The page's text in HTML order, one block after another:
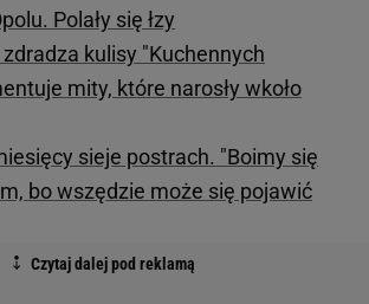
Polały się łzy
kulisy "Kuchennych
mity, które narosły wkoło
sieje postrach. "Boimy się
bo wszędzie może się pojawić